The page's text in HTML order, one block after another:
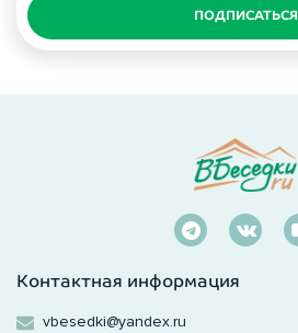
ПОДПИСАТЬСЯ
Контактная информация
vbesedki@yandex.ru